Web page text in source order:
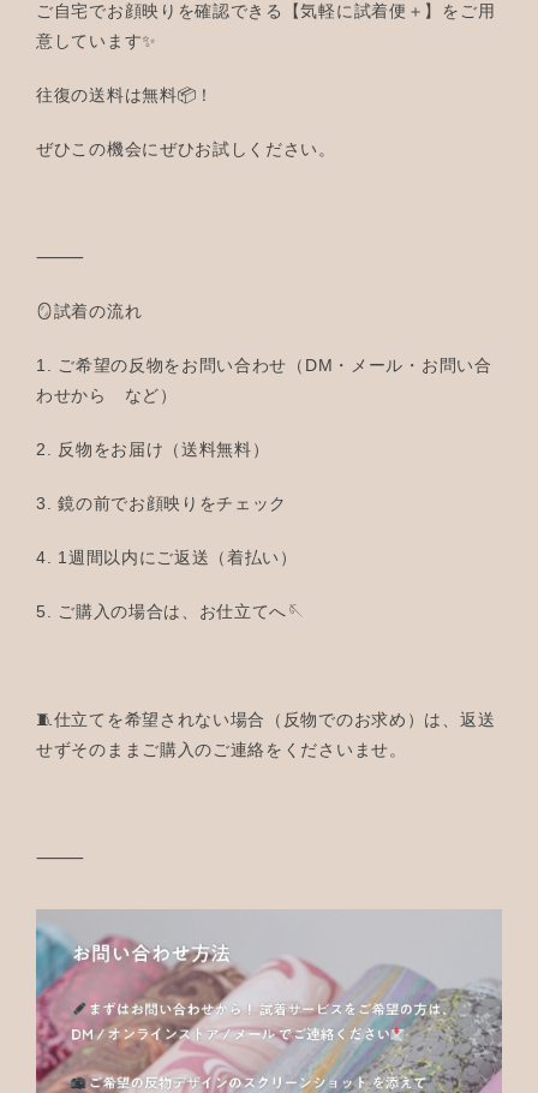
ご自宅でお顔映りを確認できる【気軽に試着便＋】をご用
意しています✨
往復の送料は無料📦！
ぜひこの機会にぜひお試しください。
⸻
🪞試着の流れ
1. ご希望の反物をお問い合わせ（DM・メール・お問い合
わせから など）
2. 反物をお届け（送料無料）
3. 鏡の前でお顔映りをチェック
4. 1週間以内にご返送（着払い）
5. ご購入の場合は、お仕立てへ🪡
🧵仕立てを希望されない場合（反物でのお求め）は、返送
せずそのままご購入のご連絡をくださいませ。
⸻